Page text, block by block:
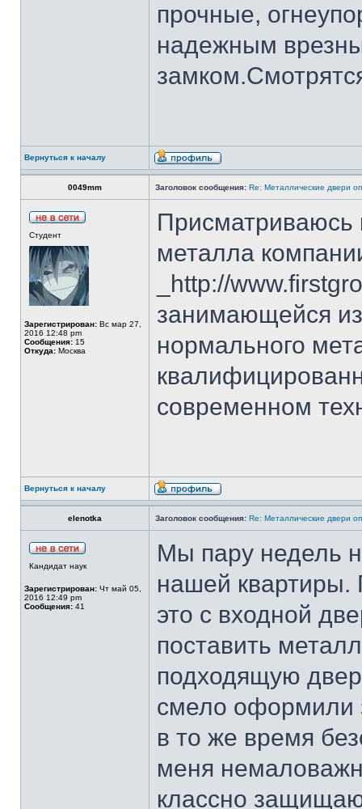
прочные,
надежным
Вернуться к началу
0049mm Заголовок сообщения: Re: Металлические двери
Студент
Зарегистрирован: Вс мар 27,
2016 12:48 pm
Сообщения: 15
Откуда: Москва
Присматриваюсь
металла
_http://
занимающейся
нормального
современном
Вернуться к началу
elenotka Заголовок сообщения: Re: Металлические двери
Кандидат наук
Зарегистрирован: Чт май 05,
2016 12:49 pm
Сообщения: 41
Мы пару недель
нашей квартиры.
это с входной
поставить
подходящую
смело оформили
в то же время
меня
классно